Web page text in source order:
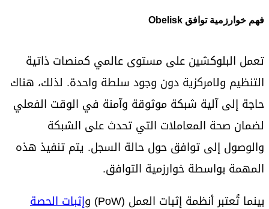
فهم خوارزمية توافق Obelisk
تعمل البلوكشين على مستوى عالمي كمنصات ذاتية
التنظيم ولامركزية دون وجود سلطة واحدة. لذلك، هناك
حاجة إلى آلية شبكة موثوقة وآمنة في الوقت الفعلي
لضمان صحة المعاملات التي تحدث على الشبكة
والوصول إلى توافق حول حالة السجل. يتم تنفيذ هذه
المهمة بواسطة خوارزمية التوافق.
بينما تُعتبر أنظمة إثبات العمل (PoW) و
إثبات الحصة